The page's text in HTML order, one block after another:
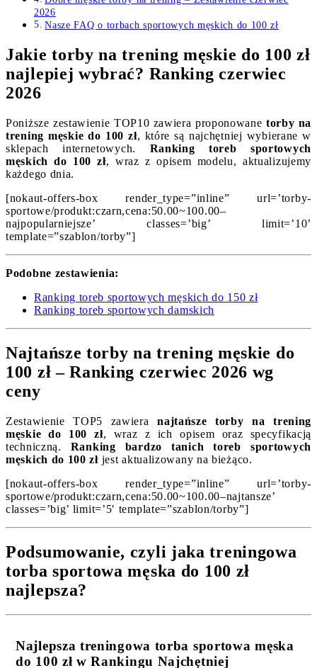
2026
Nasze FAQ o torbach sportowych męskich do 100 zł
Jakie torby na trening męskie do 100 zł
najlepiej wybrać? Ranking czerwiec
2026
Poniższe zestawienie TOP10 zawiera proponowane torby na
trening męskie do 100 zł, które są najchętniej wybierane w
sklepach internetowych. Ranking toreb sportowych
męskich do 100 zł, wraz z opisem modelu, aktualizujemy
każdego dnia.
[nokaut-offers-box render_type=”inline” url=’torby-
sportowe/produkt:czarn,cena:50.00~100.00–
najpopularniejsze’ classes=’big’ limit=’10’
template=”szablon/torby”]
Podobne zestawienia:
Ranking toreb sportowych męskich do 150 zł
Ranking toreb sportowych damskich
Najtańsze torby na trening męskie do
100 zł – Ranking czerwiec 2026 wg
ceny
Zestawienie TOP5 zawieranajtańsze torby na trening
męskie do 100 zł, wraz z ich opisem oraz specyfikacją
techniczną. Ranking bardzo tanich toreb sportowych
męskich do 100 złjest aktualizowany na bieżąco.
[nokaut-offers-box render_type=”inline” url=’torby-
sportowe/produkt:czarn,cena:50.00~100.00–najtansze’
classes=’big’ limit=’5′ template=”szablon/torby”]
Podsumowanie, czyli jaka treningowa
torba sportowa męska do 100 zł
najlepsza?
Najlepsza treningowa torba sportowa męska
do 100 zł w Rankingu Najchętniej